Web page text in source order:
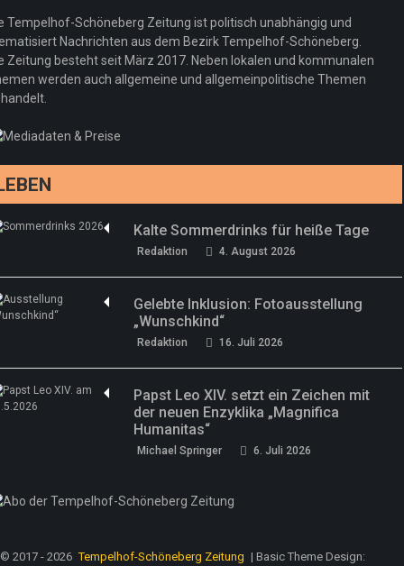
Pepe Jeans London mit Summer Sale und
neuer Kollektion
Redaktion 19. Juli 2026
Woher kommt der Honig? – Neue EU-
Regeln gelten 14. Juni
drei neue Specials zur Fußball-WM
Tempelhof-Schöneberg Zeitung ist politisch unabhängig und
Nachrichten aus dem Bezirk Tempelhof-Schöneberg.
Zeitung besteht seit März 2017. Neben lokalen und kommunalen
werden auch allgemeine und allgemeinpolitische Themen
Kalte Sommerdrinks für heiße Tage
Redaktion 4. August 2026
Gelebte Inklusion: Fotoausstellung
„Wunschkind“
Redaktion 16. Juli 2026
Papst Leo XIV. setzt ein Zeichen mit
der neuen Enzyklika „Magnifica
Humanitas“
Michael Springer 6. Juli 2026
© 2017 - 2026 Tempelhof-Schöneberg Zeitung | Basic Theme Design: